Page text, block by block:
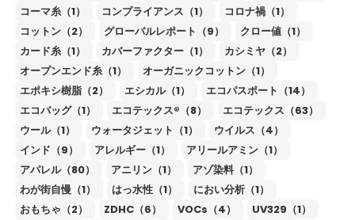
コーマ糸（1）
コンプライアンス（1）
コロナ禍（1）
コットン（2）
グローバルレポート（9）
クロー値（1）
カード糸（1）
カバーファクター（1）
カシミヤ（2）
オープンエンド糸（1）
オーガニックコットン（1）
エポキシ樹脂（2）
エシカル（1）
エコパスポート（14）
エコバッグ（1）
エコテックス®（8）
エコテックス（63）
ウール（1）
ウォータジェット（1）
ウイルス（4）
インド（9）
アレルギー（1）
アリールアミン（1）
アパレル（80）
アニリン（1）
アゾ染料（1）
わが街自慢（1）
はっ水性（1）
におい分析（1）
おもちゃ（2）
ZDHC（6） VOCs（4）
UV329（1）